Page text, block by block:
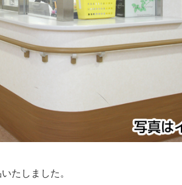
たしました。